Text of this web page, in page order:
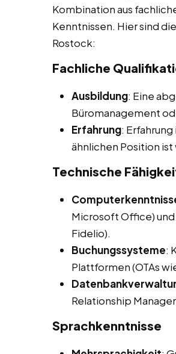
Kombination aus
Kenntnissen. Hier sind
Rostock:
Fachliche
Ausbildung: Eine
Büromanagement
Erfahrung:
ähnlichen Position ist
Technische
Microsoft Office)
Fidelio).
Buchungssysteme:
Plattformen (OTAs
Relationship
Sprachkenntnisse